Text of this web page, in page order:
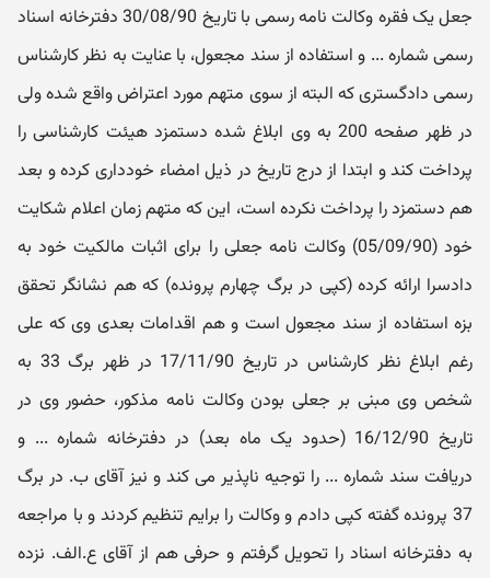
جعل یک فقره وکالت نامه رسمی با تاریخ 30/08/90 دفترخانه اسناد
رسمی شماره ... و استفاده از سند مجعول، با عنایت به نظر کارشناس
رسمی دادگستری که البته از سوی متهم مورد اعتراض واقع شده ولی
در ظهر صفحه 200 به وی ابلاغ شده دستمزد هیئت کارشناسی را
پرداخت کند و ابتدا از درج تاریخ در ذیل امضاء خودداری کرده و بعد
هم دستمزد را پرداخت نکرده است، این که متهم زمان اعلام شکایت
خود (05/09/90) وکالت نامه جعلی را برای اثبات مالکیت خود به
دادسرا ارائه کرده (کپی در برگ چهارم پرونده) که هم نشانگر تحقق
بزه استفاده از سند مجعول است و هم اقدامات بعدی وی که علی
رغم ابلاغ نظر کارشناس در تاریخ 17/11/90 در ظهر برگ 33 به
شخص وی مبنی بر جعلی بودن وکالت نامه مذکور، حضور وی در
تاریخ 16/12/90 (حدود یک ماه بعد) در دفترخانه شماره ... و
دریافت سند شماره ... را توجیه ناپذیر می کند و نیز آقای ب. در برگ
37 پرونده گفته کپی دادم و وکالت را برایم تنظیم کردند و با مراجعه
به دفترخانه اسناد را تحویل گرفتم و حرفی هم از آقای ع.الف. نزده